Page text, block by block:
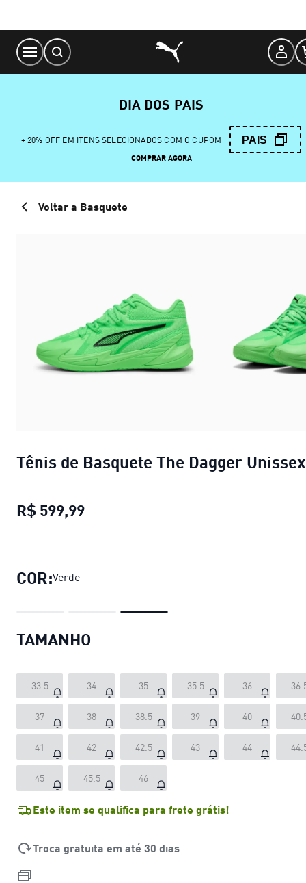
Content
DIA DOS PAIS
+ 20% OFF EM ITENS SELECIONADOS COM O CUPOM PAIS
COMPRAR AGORA
Voltar a Basquete
Tênis de Basquete The Dagger Unissex
R$ 599,99
COR:Verde
TAMANHO
33.5 34 35 35.5 36
37 38 38.5 39 40
41 42 42.5 43 44
45 45.5 46
Este item se qualifica para frete grátis!
Troca gratuita em até 30 dias